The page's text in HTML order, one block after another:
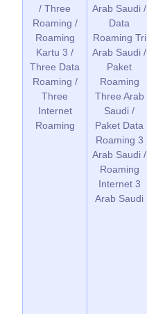
/ Three
Roaming /
Roaming
Kartu 3 /
Three Data
Roaming /
Three
Internet
Roaming
Arab Saudi /
Data
Roaming Tri
Arab Saudi /
Paket
Roaming
Three Arab
Saudi /
Paket Data
Roaming 3
Arab Saudi /
Roaming
Internet 3
Arab Saudi